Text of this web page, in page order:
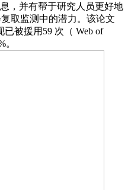
，并有帮于研究人员更好地
取监测中的潜力。该论文
已被援用59 次（ Web of
。